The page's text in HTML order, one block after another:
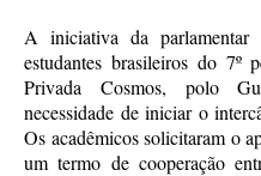
A iniciativa da parlamentar
estudantes brasileiros do 7º
Privada Cosmos, polo
necessidade de iniciar o
Os acadêmicos solicitaram o
um termo de cooperação